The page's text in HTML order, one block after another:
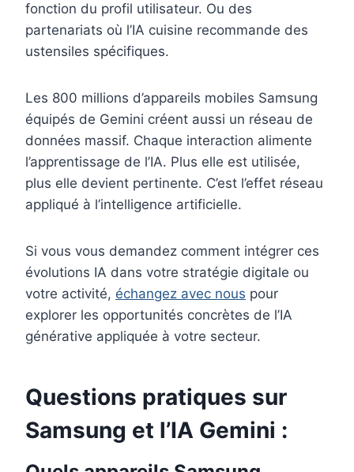
fonction du profil utilisateur. Ou des
partenariats où l’IA cuisine recommande des
ustensiles spécifiques.
Les 800 millions d’appareils mobiles Samsung
équipés de Gemini créent aussi un réseau de
données massif. Chaque interaction alimente
l’apprentissage de l’IA. Plus elle est utilisée,
plus elle devient pertinente. C’est l’effet réseau
appliqué à l’intelligence artificielle.
Si vous vous demandez comment intégrer ces
évolutions IA dans votre stratégie digitale ou
votre activité, échangez avec nous pour
explorer les opportunités concrètes de l’IA
générative appliquée à votre secteur.
Questions pratiques sur
Samsung et l’IA Gemini :